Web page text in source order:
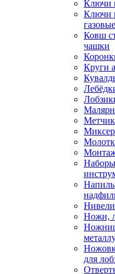
Ключи
Ключи
газовые
Ковш
чашки
Круги
Наборы
Ножи,
для